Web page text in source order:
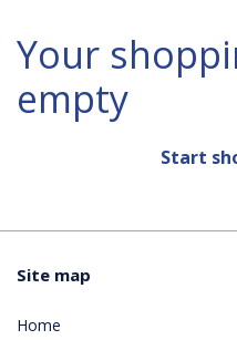
Your
empty
Start
Site map
Home